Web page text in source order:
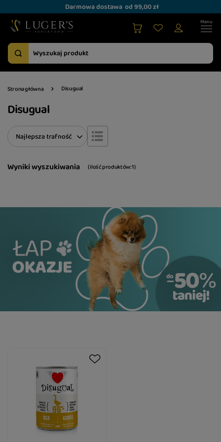
Darmowa dostawa od 99,00 zł
Strona główna Disugual
Disugual
Wyniki wyszukiwania ( ilość produktów:1)
Zmień sortowanie
Najlepsza trafność